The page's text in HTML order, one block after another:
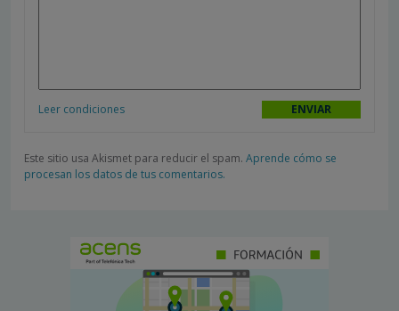
Leer condiciones
Este sitio usa Akismet para reducir el spam. Aprende cómo se
procesan los datos de tus comentarios.